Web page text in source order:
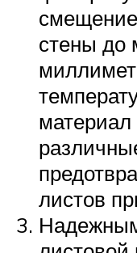
стены до
материал
листов